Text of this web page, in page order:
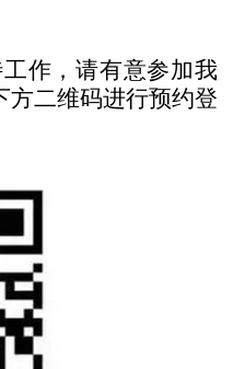
作，请有意参加我
方二维码进行预约登